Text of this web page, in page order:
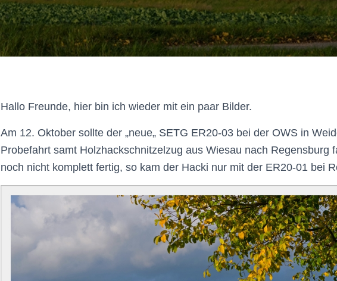
Hallo Freunde, hier bin ich wieder mit ein paar Bilder.
Am 12. Oktober sollte der „neue„ SETG ER20-03 bei der OWS in
Probefahrt samt Holzhackschnitzelzug aus Wiesau nach Regensburg
noch nicht komplett fertig, so kam der Hacki nur mit der ER20-01 bei